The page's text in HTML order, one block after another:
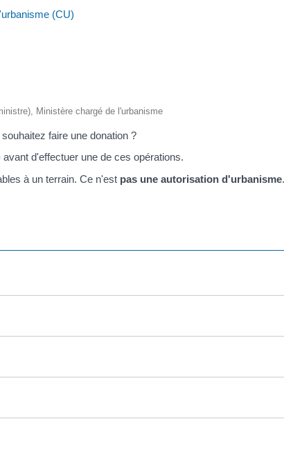
(CU)
Ministère chargé de l'urbanisme
faire une donation ?
d'effectuer une de ces opérations.
à un terrain. Ce n'est pas une autorisation d'urbanisme.